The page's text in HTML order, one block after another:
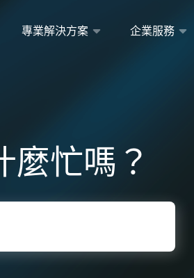
專業解決方案 企業服務
麼忙嗎？